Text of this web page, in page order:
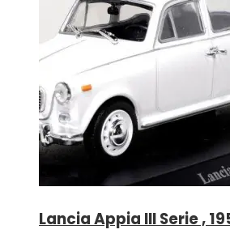
Lancia Appia III Serie ,